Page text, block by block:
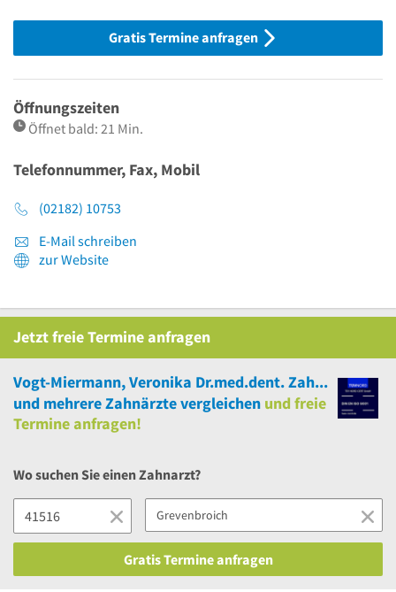
Gratis Termine anfragen
Öffnungszeiten
Öffnet bald: 21 Min.
Telefonnummer, Fax, Mobil
(02182) 10753
E-Mail schreiben
zur Website
JetztfreieTermine anfragen
Vogt-Miermann, Veronika Dr.med.dent. Zahnärztin
und mehrereZahnärzte vergleichen undfreie
Termine anfragen!
Wo suchen Sie einen Zahnarzt?
Gratis Termine anfragen